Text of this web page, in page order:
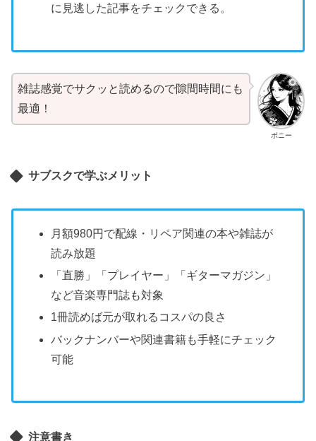
に見逃した記事をチェックできる。
ボニー
雑誌感覚でサクッと読めるので隙間時間にも
最適！
サブスクで学ぶメリット
月額980円で配線・リペア関連の本や雑誌が
読み放題
「直勝」「プレイヤー」「ギターマガジン」
など音楽専門誌も対象
1冊読めば元が取れるコスパの良さ
バックナンバーや関連書籍も手軽にチェック
可能
注意書き